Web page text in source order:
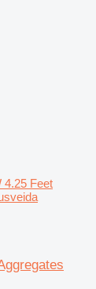
4.25 Feet